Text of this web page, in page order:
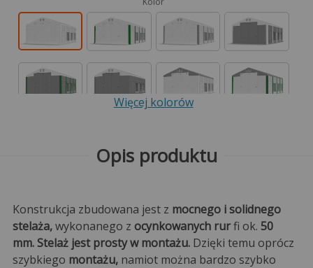
Więcej kolorów
Opis produktu
Konstrukcja zbudowana jest z mocnego i solidnego
stelaża,wykonanego z ocynkowanych rurfi ok. 50
mm. Stelaż jest prosty w montażu. Dzięki temu oprócz
szybkiego montażu,namiot można bardzo szybko